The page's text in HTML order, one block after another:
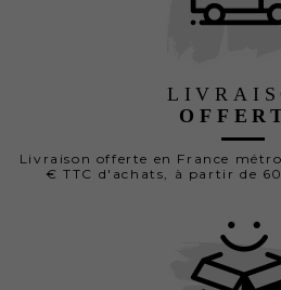
Livraison offerte en France
€ TTC d'achats, à partir de